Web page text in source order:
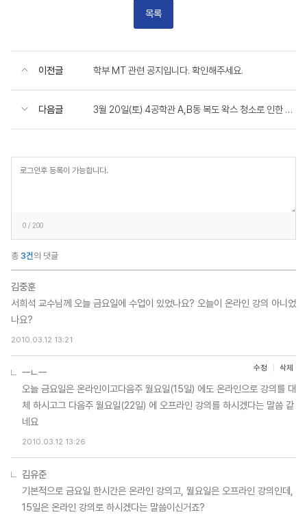
목록
이전글 학부 MT 관련 공지입니다. 확인해주세요.
다음글 3월 20일(토) 4공학관 A,B동 복도 왁스 청소로 인한 출입통제(오전9시~오후4시)
0 / 200
총 3건의 댓글
김중훈
서희석 교수님께 오늘 금요일에 수업이 있었나요? 오늘이 온라인 강의 아니었
나요?
2010.03.12 13:21
ㅡㄴㅡ
오늘 금요일은 온라인이고다음주 월요일(15일) 에도 온라인으로 강의를 대
체 하시고그 다음주 월요일(22일) 에 오프라인 강의를 하시겠다는 말씀 같
네요
2010.03.12 13:26
수정 삭제
김유준
기본적으로 금요일 한시간은 온라인 강의고, 월요일은 오프라인 강의인데,
15일은 온라인 강의로 하시겠다는 말씀이신거죠?